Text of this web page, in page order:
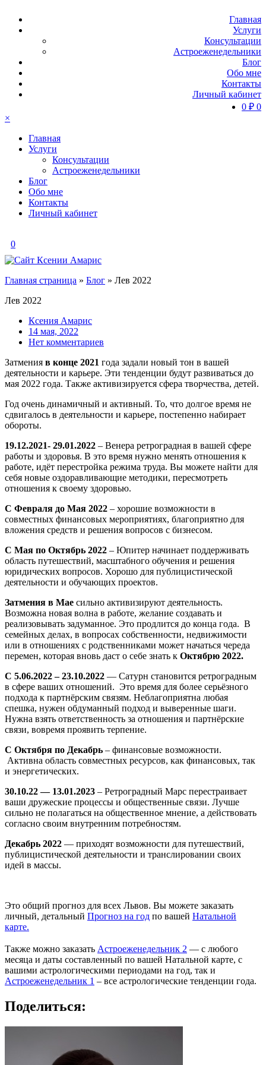
Главная
Услуги
Консультации
Астроеженедельники
Блог
Обо мне
Контакты
Личный кабинет
0 ₽ 0
×
Главная
Услуги
Консультации
Астроеженедельники
Блог
Обо мне
Контакты
Личный кабинет
0
Главная страница » Блог » Лев 2022
Лев 2022
Ксения Амарис
14 мая, 2022
Нет комментариев
Затмения в конце 2021 года задали новый тон в вашей
деятельности и карьере. Эти тенденции будут развиваться до
мая 2022 года. Также активизируется сфера творчества, детей.
Год очень динамичный и активный. То, что долгое время не
сдвигалось в деятельности и карьере, постепенно набирает
обороты.
19.12.2021- 29.01.2022 – Венера ретроградная в вашей сфере
работы и здоровья. В это время нужно менять отношения к
работе, идёт перестройка режима труда. Вы можете найти для
себя новые оздоравливающие методики, пересмотреть
отношения к своему здоровью.
С Февраля до Мая 2022 – хорошие возможности в
совместных финансовых мероприятиях, благоприятно для
вложения средств и решения вопросов с бизнесом.
С Мая по Октябрь 2022 – Юпитер начинает поддерживать
область путешествий, масштабного обучения и решения
юридических вопросов. Хорошо для публицистической
деятельности и обучающих проектов.
Затмения в Мае сильно активизируют деятельность.
Возможна новая волна в работе, желание создавать и
реализовывать задуманное. Это продлится до конца года. В
семейных делах, в вопросах собственности, недвижимости
или в отношениях с родственниками может начаться череда
перемен, которая вновь даст о себе знать к Октябрю 2022.
С 5.06.2022 – 23.10.2022 — Сатурн становится ретроградным
в сфере ваших отношений. Это время для более серьёзного
подхода к партнёрским связям. Неблагоприятна любая
спешка, нужен обдуманный подход и выверенные шаги.
Нужна взять ответственность за отношения и партнёрские
связи, вовремя проявить терпение.
С Октября по Декабрь – финансовые возможности.
Активна область совместных ресурсов, как финансовых, так
и энергетических.
30.10.22 — 13.01.2023 – Ретроградный Марс перестраивает
ваши дружеские процессы и общественные связи. Лучше
сильно не полагаться на общественное мнение, а действовать
согласно своим внутренним потребностям.
Декабрь 2022 — приходят возможности для путешествий,
публицистической деятельности и транслировании своих
идей в массы.
Это общий прогноз для всех Львов. Вы можете заказать
личный, детальный Прогноз на год по вашей Натальной
карте.
Также можно заказать Астроеженедельник 2 — с любого
месяца и даты составленный по вашей Натальной карте, с
вашими астрологическими периодами на год, так и
Астроеженедельник 1 – все астрологические тенденции года.
Поделиться: